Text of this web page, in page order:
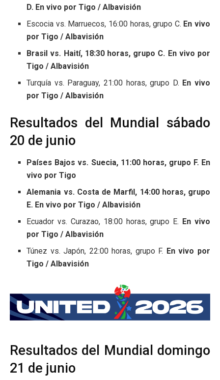
D. En vivo por Tigo / Albavisión
Escocia vs. Marruecos, 16:00 horas, grupo C. En vivo
por Tigo / Albavisión
Brasil vs. Haití, 18:30 horas, grupo C. En vivo por
Tigo / Albavisión
Turquía vs. Paraguay, 21:00 horas, grupo D. En vivo
por Tigo / Albavisión
Resultados del Mundial sábado
20 de junio
Países Bajos vs. Suecia, 11:00 horas, grupo F. En
vivo por Tigo
Alemania vs. Costa de Marfil, 14:00 horas, grupo
E. En vivo por Tigo / Albavisión
Ecuador vs. Curazao, 18:00 horas, grupo E. En vivo
por Tigo / Albavisión
Túnez vs. Japón, 22:00 horas, grupo F. En vivo por
Tigo / Albavisión
Resultados del Mundial domingo
21 de junio